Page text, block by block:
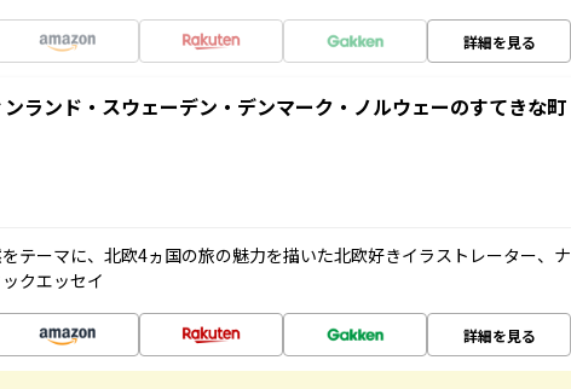
詳細を見る
ランド・スウェーデン・デンマーク・ノルウェーのすてきな町
テーマに、北欧4ヵ国の旅の魅力を描いた北欧好きイラストレーター、ナ
クエッセイ
詳細を見る